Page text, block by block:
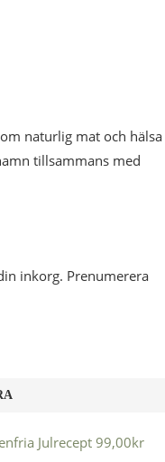
naturlig mat och hälsa
tillsammans med
inkorg. Prenumerera
Julrecept 99,00kr